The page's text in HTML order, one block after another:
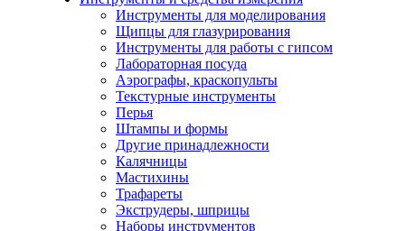
Инструменты для моделирования
Щипцы для глазурирования
Инструменты для работы с гипсом
Лабораторная посуда
Аэрографы, краскопульты
Текстурные инструменты
Перья
Штампы и формы
Другие принадлежности
Калячницы
Мастихины
Трафареты
Экструдеры, шприцы
Наборы инструментов